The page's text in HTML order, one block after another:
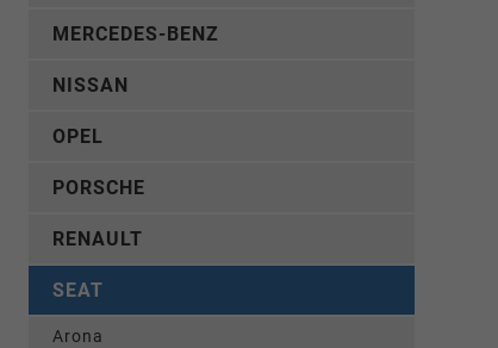
MERCEDES-BENZ
NISSAN
OPEL
PORSCHE
RENAULT
SEAT
Arona